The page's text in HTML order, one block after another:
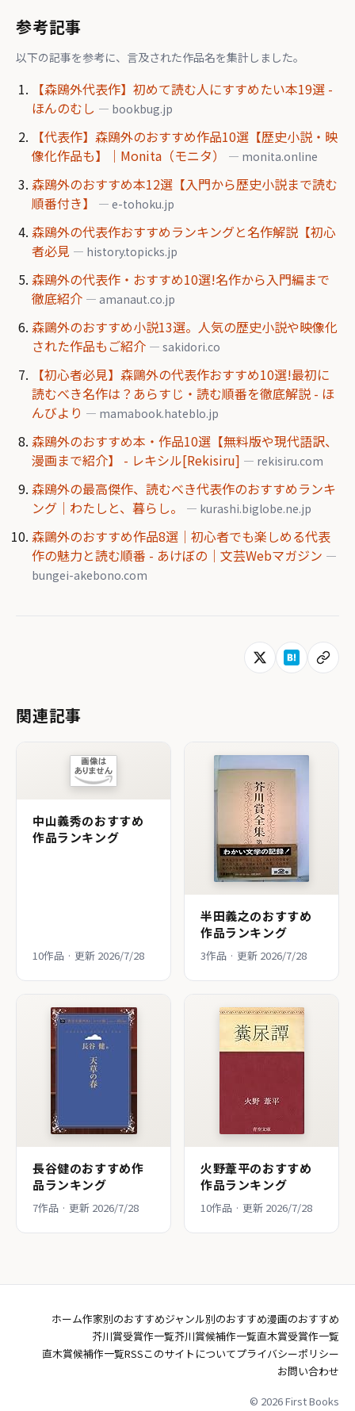
参考記事
以下の記事を参考に、言及された作品名を集計しました。
【森鴎外代表作】初めて読む人にすすめたい本19選 -
ほんのむし — bookbug.jp
【代表作】森鴎外のおすすめ作品10選【歴史小説・映
像化作品も】｜Monita（モニタ）
— monita.online
森鴎外のおすすめ本12選【入門から歴史小説まで読む
順番付き】
— e-tohoku.jp
森鴎外の代表作おすすめランキングと名作解説【初心
者必見 — history.topicks.jp
森鴎外の代表作・おすすめ10選!名作から入門編まで
徹底紹介 — amanaut.co.jp
森鷗外のおすすめ小説13選。人気の歴史小説や映像化
された作品もご紹介 — sakidori.co
【初心者必見】森鷗外の代表作おすすめ10選!最初に
読むべき名作は？あらすじ・読む順番を徹底解説 - ほ
んびより — mamabook.hateblo.jp
森鴎外のおすすめ本・作品10選【無料版や現代語訳、
漫画まで紹介】 - レキシル[Rekisiru] — rekisiru.com
森鴎外の最高傑作、読むべき代表作のおすすめランキ
ング｜わたしと、暮らし。
— kurashi.biglobe.ne.jp
森鷗外のおすすめ作品8選｜初心者でも楽しめる代表
作の魅力と読む順番 - あけぼの｜文芸Webマガジン —
bungei-akebono.com
関連記事
中山義秀のおすすめ
作品ランキング
10作品 · 更新 2026/7/28
半田義之のおすすめ
作品ランキング
3作品 · 更新 2026/7/28
長谷健のおすすめ作
品ランキング
7作品 · 更新 2026/7/28
火野葦平のおすすめ
作品ランキング
10作品 · 更新 2026/7/28
ホーム作家別のおすすめジャンル別のおすすめ漫画のおすすめ
芥川賞受賞作一覧芥川賞候補作一覧直木賞受賞作一覧
直木賞候補作一覧RSSこのサイトについてプライバシーポリシー
お問い合わせ
© 2026 First Books